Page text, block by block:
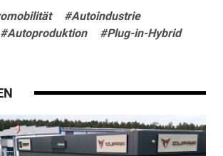
#Autoindustrie
#Autoproduktion #Plug-in-Hybrid